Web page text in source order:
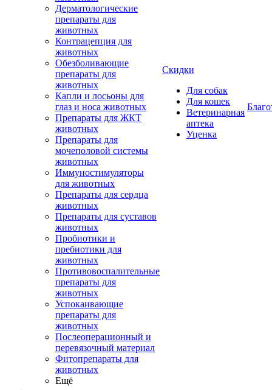
Дерматологические
препараты для
животных
Контрацепция для
животных
Обезболивающие
препараты для
животных
Капли и лосьоны для
глаз и носа животных
Препараты для ЖКТ
животных
Препараты для
мочеполовой системы
животных
Иммуностимуляторы
для животных
Препараты для сердца
животных
Препараты для суставов
животных
Пробиотики и
пребиотики для
животных
Противовоспалительные
препараты для
животных
Успокаивающие
препараты для
животных
Послеоперационный и
перевязочный материал
Фитопрепараты для
животных
Ещё
Скидки
Для собак
Для кошек
Ветеринарная
аптека
Уценка